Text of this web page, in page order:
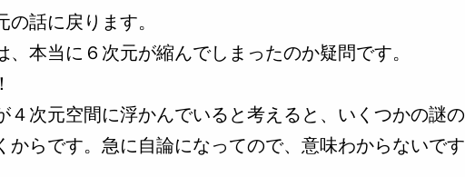
の話に戻ります。
、本当に６次元が縮んでしまったのか疑問です。
４次元空間に浮かんでいると考えると、いくつかの謎の
からです。急に自論になってので、意味わからないです